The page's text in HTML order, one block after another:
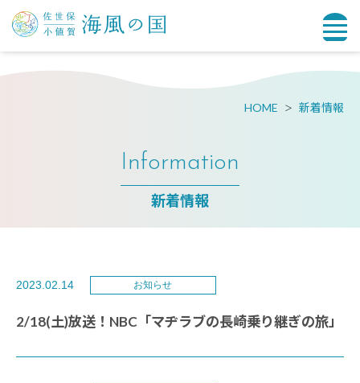
HOME 新着情報
Information
新着情報
2023.02.14 お知らせ
2/18(土)放送！NBC「マヂラブの長崎乗り継ぎの旅」